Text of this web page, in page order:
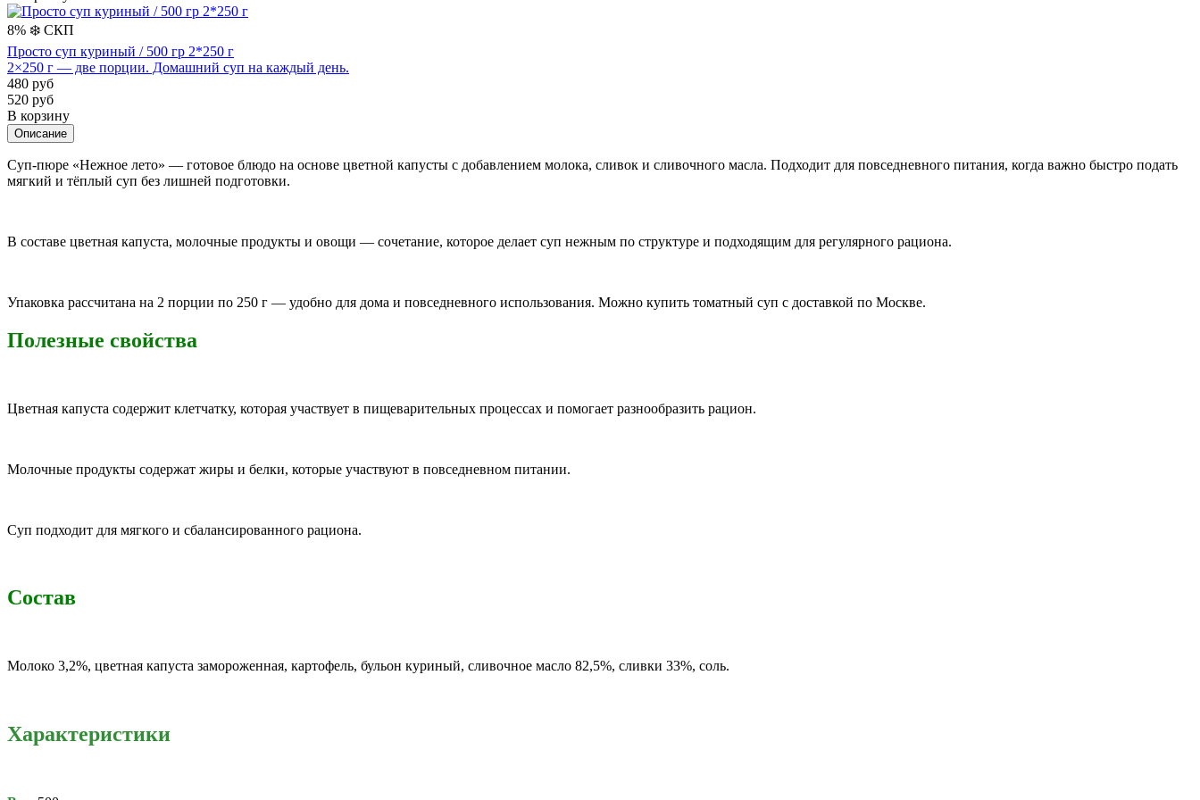
8% ❄️ СКП
Просто суп куриный / 500 гр 2*250 г
2×250 г — две порции. Домашний суп на каждый день.
480 руб
520 руб
В корзину
Описание
Суп-пюре «Нежное лето» — готовое блюдо на основе цветной капусты с добавлением молока, сливок и сливочного масла. Подходит для повседневного питания, когда важно быстро подать
мягкий и тёплый суп без лишней подготовки.
В составе цветная капуста, молочные продукты и овощи — сочетание, которое делает суп нежным по структуре и подходящим для регулярного рациона.
Упаковка рассчитана на 2 порции по 250 г — удобно для дома и повседневного использования. Можно купить томатный суп с доставкой по Москве.
Полезные свойства
Цветная капуста содержит клетчатку, которая участвует в пищеварительных процессах и помогает разнообразить рацион.
Молочные продукты содержат жиры и белки, которые участвуют в повседневном питании.
Суп подходит для мягкого и сбалансированного рациона.
Состав
Молоко 3,2%, цветная капуста замороженная, картофель, бульон куриный, сливочное масло 82,5%, сливки 33%, соль.
Характеристики